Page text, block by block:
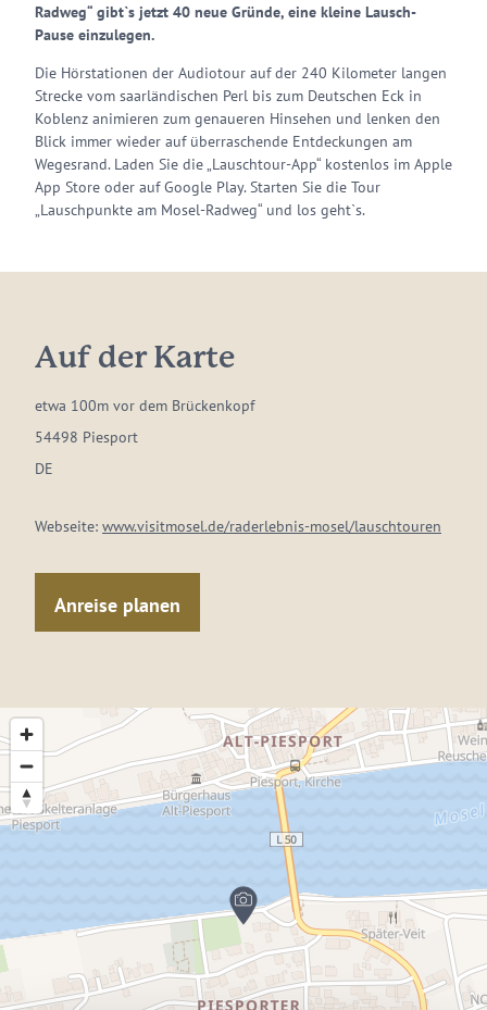
Radweg“ gibt`s jetzt 40 neue Gründe, eine kleine Lausch-
Pause einzulegen.
Die Hörstationen der Audiotour auf der 240 Kilometer langen
Strecke vom saarländischen Perl bis zum Deutschen Eck in
Koblenz animieren zum genaueren Hinsehen und lenken den
Blick immer wieder auf überraschende Entdeckungen am
Wegesrand. Laden Sie die „Lauschtour-App“ kostenlos im Apple
App Store oder auf Google Play. Starten Sie die Tour
„Lauschpunkte am Mosel-Radweg“ und los geht`s.
Auf der Karte
etwa 100m vor dem Brückenkopf
54498 Piesport
DE
Webseite: www.visitmosel.de/raderlebnis-mosel/lauschtouren
Anreise planen